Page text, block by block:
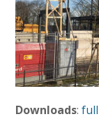
Downloads: